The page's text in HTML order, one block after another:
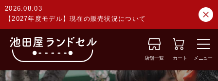
2026.08.03
【2027年度モデル】現在の販売状況について
店舗一覧 カート メニュー